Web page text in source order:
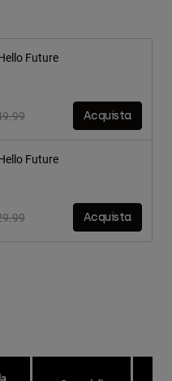
Future
reduced from
to Acquista
Future
reduced from
to Acquista